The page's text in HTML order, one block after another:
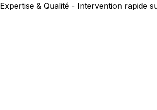
Expertise & Qualité - Intervention rapide